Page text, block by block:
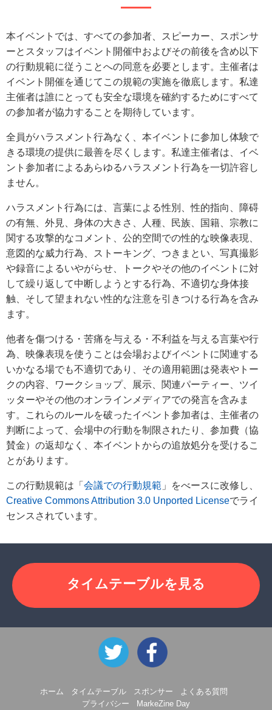
本イベントでは、すべての参加者、スピーカー、スポンサ
ーとスタッフはイベント開催中およびその前後を含め以下
の行動規範に従うことへの同意を必要とします。主催者は
イベント開催を通じてこの規範の実施を徹底します。私達
主催者は誰にとっても安全な環境を確約するためにすべて
の参加者が協力することを期待しています。
全員がハラスメント行為なく、本イベントに参加し体験で
きる環境の提供に最善を尽くします。私達主催者は、イベ
ント参加者によるあらゆるハラスメント行為を一切許容し
ません。
ハラスメント行為には、言葉による性別、性的指向、障碍
の有無、外見、身体の大きさ、人種、民族、国籍、宗教に
関する攻撃的なコメント、公的空間での性的な映像表現、
意図的な威力行為、ストーキング、つきまとい、写真撮影
や録音によるいやがらせ、トークやその他のイベントに対
して繰り返して中断しようとする行為、不適切な身体接
触、そして望まれない性的な注意を引きつける行為を含み
ます。
他者を傷つける・苦痛を与える・不利益を与える言葉や行
為、映像表現を使うことは会場およびイベントに関連する
いかなる場でも不適切であり、その適用範囲は発表やトー
クの内容、ワークショップ、展示、関連パーティー、ツイ
ッターやその他のオンラインメディアでの発言を含みま
す。これらのルールを破ったイベント参加者は、主催者の
判断によって、会場中の行動を制限されたり、参加費（協
賛金）の返却なく、本イベントからの追放処分を受けるこ
とがあります。
この行動規範は「 会議での行動規範 」をべースに改修し、
Creative Commons Attribution 3.0 Unported Licenseでライ
センスされています。
タイムテーブルを見る
ホーム タイムテーブル スポンサー
よくある質問
プライバシー
MarkeZine Day